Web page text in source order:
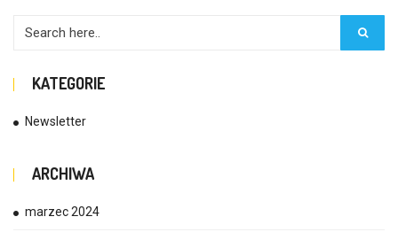
KATEGORIE
Newsletter
ARCHIWA
marzec 2024